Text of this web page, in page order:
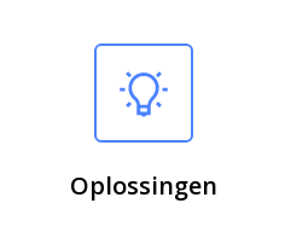
Oplossingen